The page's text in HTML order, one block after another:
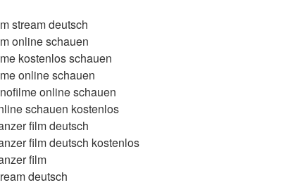
stream deutsch
online schauen
kostenlos schauen
online schauen
online schauen
schauen kostenlos
film deutsch
film deutsch kostenlos
film
deutsch